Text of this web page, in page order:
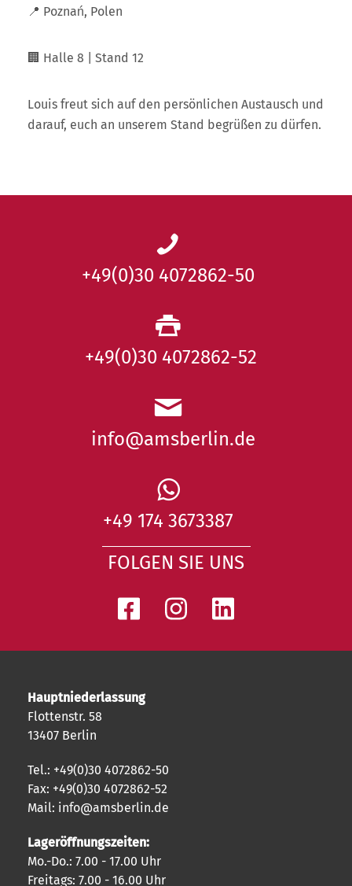
📍 Poznań, Polen
🏢 Halle 8 | Stand 12
Louis freut sich auf den persönlichen Austausch und
darauf, euch an unserem Stand begrüßen zu dürfen.
+49(0)30 4072862-50
+49(0)30 4072862-52
info@amsberlin.de
+49 174 3673387
FOLGEN SIE UNS
Hauptniederlassung
Flottenstr. 58
13407 Berlin
Tel.: +49(0)30 4072862-50
Fax: +49(0)30 4072862-52
Mail: info@amsberlin.de
Lageröffnungszeiten:
Mo.-Do.: 7.00 - 17.00 Uhr
Freitags: 7.00 - 16.00 Uhr